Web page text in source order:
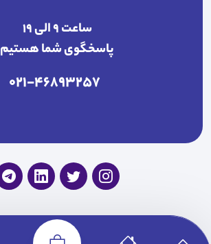
ساعت ۹ الی ۱۹
پاسخگوی شما هستیم
021-46893257